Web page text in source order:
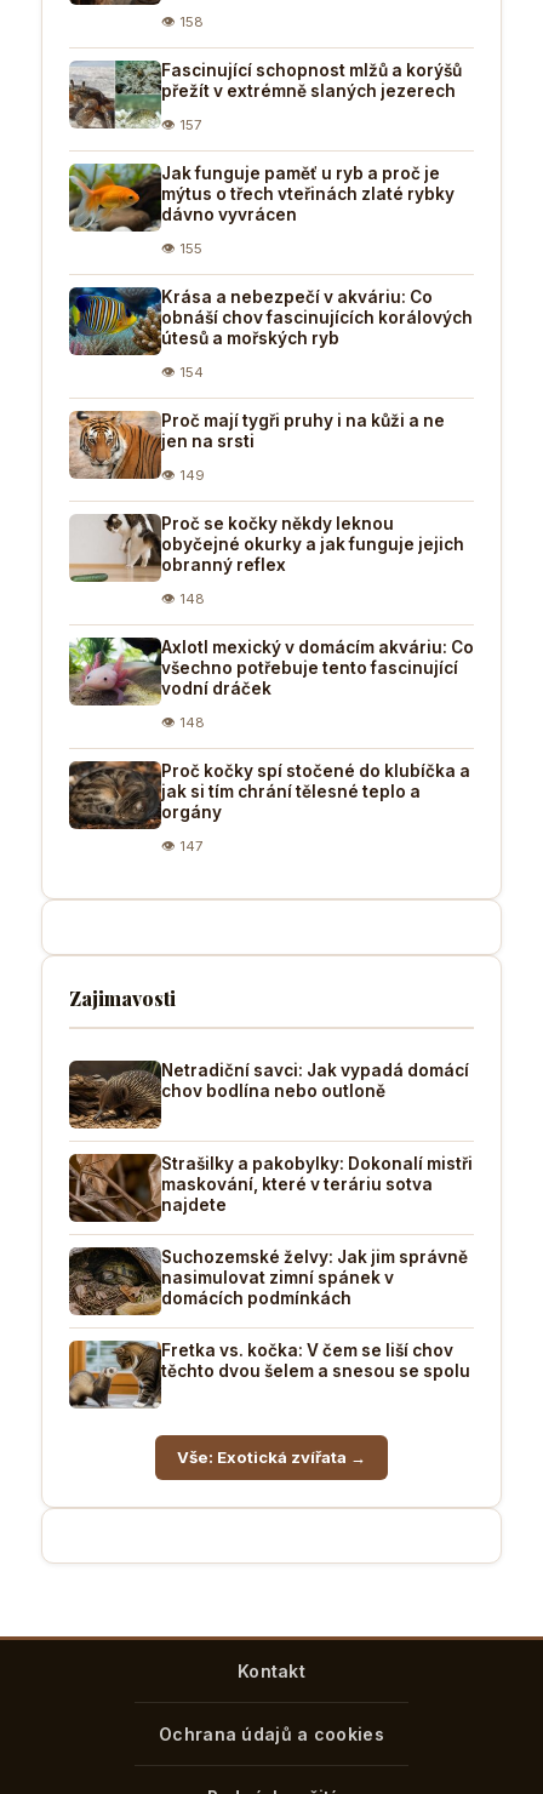
👁 158
Fascinující schopnost mlžů a korýšů
přežít v extrémně slaných jezerech
👁 157
Jak funguje paměť u ryb a proč je
mýtus o třech vteřinách zlaté rybky
dávno vyvrácen
👁 155
Krása a nebezpečí v akváriu: Co
obnáší chov fascinujících korálových
útesů a mořských ryb
👁 154
Proč mají tygři pruhy i na kůži a ne
jen na srsti
👁 149
Proč se kočky někdy leknou
obyčejné okurky a jak funguje jejich
obranný reflex
👁 148
Axlotl mexický v domácím akváriu: Co
všechno potřebuje tento fascinující
vodní dráček
👁 148
Proč kočky spí stočené do klubíčka a
jak si tím chrání tělesné teplo a
orgány
👁 147
Zajimavosti
Netradiční savci: Jak vypadá domácí
chov bodlína nebo outloně
Strašilky a pakobylky: Dokonalí mistři
maskování, které v teráriu sotva
najdete
Suchozemské želvy: Jak jim správně
nasimulovat zimní spánek v
domácích podmínkách
Fretka vs. kočka: V čem se liší chov
těchto dvou šelem a snesou se spolu
Vše: Exotická zvířata →
Kontakt
Ochrana údajů a cookies